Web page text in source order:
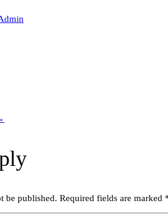
be published. Required fields are marked